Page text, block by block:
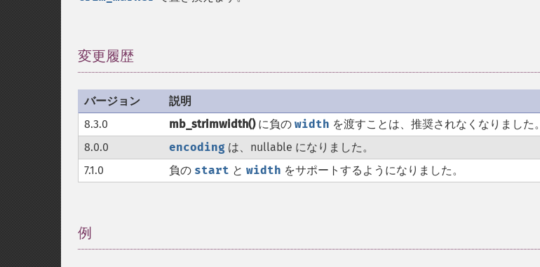
変更履歴
バージョン
説明
8.3.0
mb_strimwidth()に負の width を渡すことは、推奨されなくなりました。
8.0.0
encoding は、nullable になりました。
7.1.0
負の start と width をサポートするようになりました。
例